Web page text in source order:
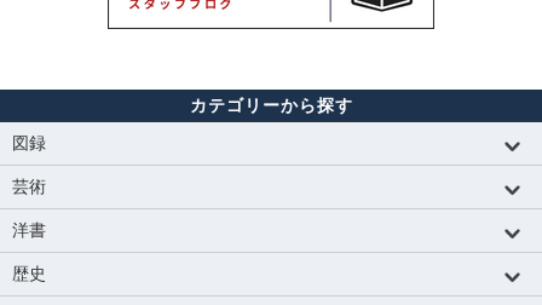
カテゴリーから探す
図録
芸術
洋書
歴史